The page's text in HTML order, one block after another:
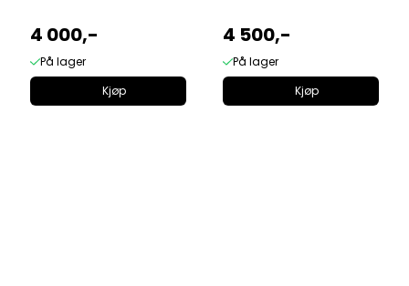
4 000,-
På lager
Kjøp
4 500,-
På lager
Kjøp